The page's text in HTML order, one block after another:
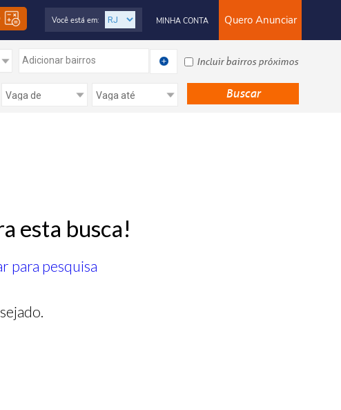
Quero Anunciar
MINHA CONTA
Você está em:
Adicionar bairros Incluir bairros próximos
esta busca!
para pesquisa